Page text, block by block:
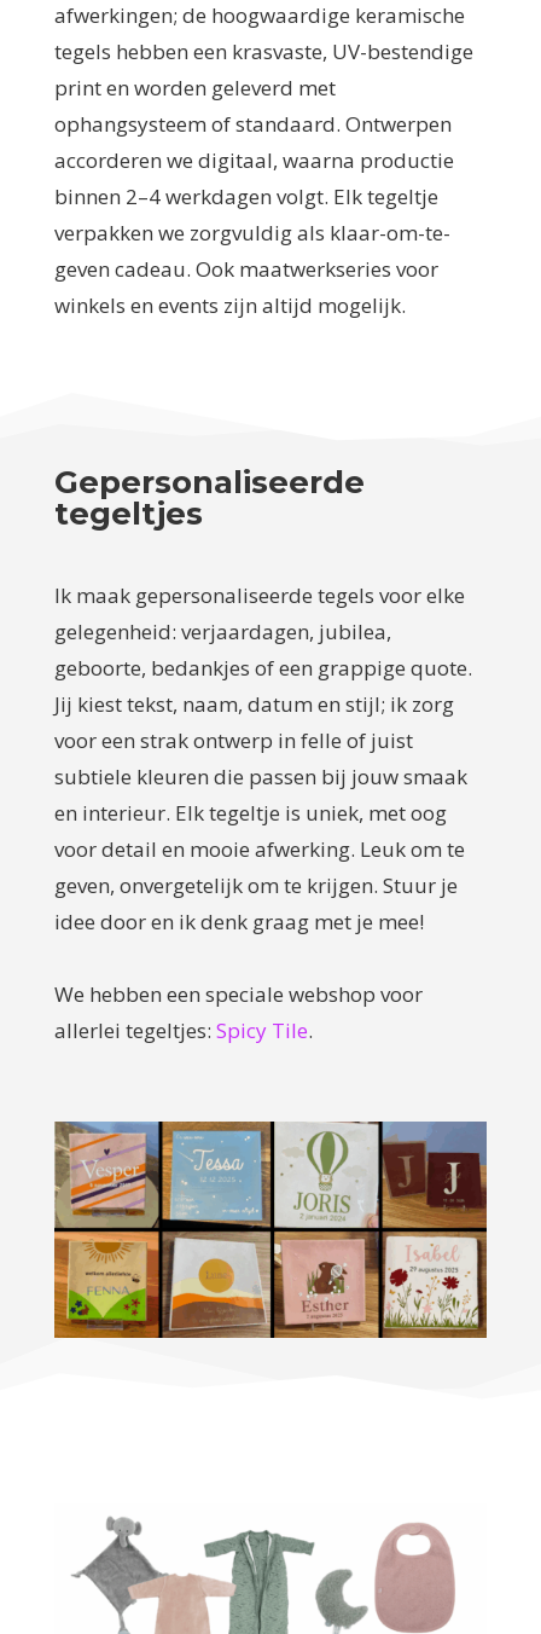
afwerkingen; de hoogwaardige keramische
tegels hebben een krasvaste, UV-bestendige
print en worden geleverd met
ophangsysteem of standaard. Ontwerpen
accorderen we digitaal, waarna productie
binnen 2–4 werkdagen volgt. Elk tegeltje
verpakken we zorgvuldig als klaar-om-te-
geven cadeau. Ook maatwerkseries voor
winkels en events zijn altijd mogelijk.
Gepersonaliseerde
tegeltjes
Ik maak gepersonaliseerde tegels voor elke
gelegenheid: verjaardagen, jubilea,
geboorte, bedankjes of een grappige quote.
Jij kiest tekst, naam, datum en stijl; ik zorg
voor een strak ontwerp in felle of juist
subtiele kleuren die passen bij jouw smaak
en interieur. Elk tegeltje is uniek, met oog
voor detail en mooie afwerking. Leuk om te
geven, onvergetelijk om te krijgen. Stuur je
idee door en ik denk graag met je mee!
We hebben een speciale webshop voor
allerlei tegeltjes: Spicy Tile.